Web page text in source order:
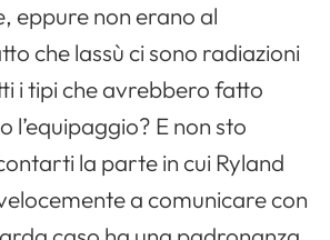
eppure non erano al
che lassù ci sono radiazioni
i tipi che avrebbero fatto
l’equipaggio? E non sto
la parte in cui Ryland
a comunicare con